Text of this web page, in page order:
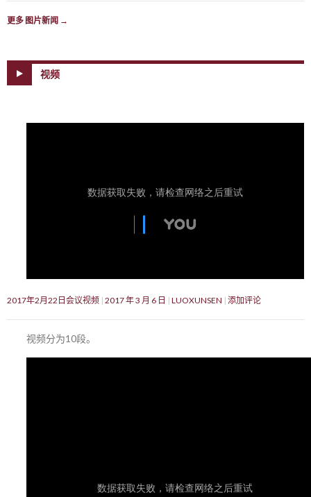
更多 图片新闻 →
视频
2017年2月22日会议视频 2017 年 3 月 6 日 LUOXUNSEN 添加评论
视频分为10段。